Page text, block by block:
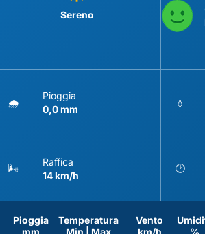
Sereno
🌧️
Pioggia
0,0 mm
💧
🌬️
Raffica
14 km/h
🕑
Pioggia
mm
Temperatura
Min | Max
Vento
km/h
%